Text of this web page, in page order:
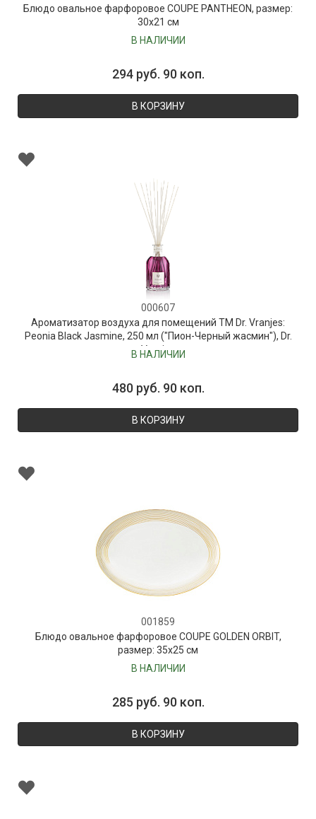
Блюдо овальное фарфоровое COUPE PANTHEON, размер:
30х21 см
В НАЛИЧИИ
294 руб. 90 коп.
В КОРЗИНУ
000607
Ароматизатор воздуха для помещений ТМ Dr. Vranjes:
Peonia Black Jasmine, 250 мл ("Пион-Черный жасмин"), Dr.
Vranjes
В НАЛИЧИИ
480 руб. 90 коп.
В КОРЗИНУ
001859
Блюдо овальное фарфоровое COUPE GOLDEN ORBIT,
размер: 35х25 см
В НАЛИЧИИ
285 руб. 90 коп.
В КОРЗИНУ